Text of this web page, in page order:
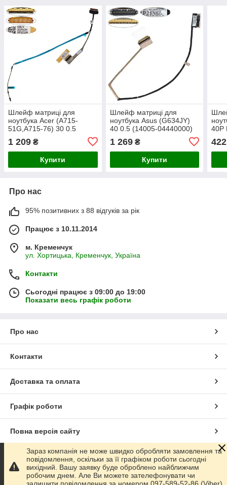
Шлейф матриці для
ноутбука Acer (A715-
51G,A715-76) 30 0.5
1 209 ₴
Купити
Шлейф матриці для
ноутбука Asus (G634JY)
40 0.5 (14005-04440000)
1 269₴
Купити
40P
422
Про нас
95% позитивних з 88 відгуків за рік
Працює з 10.11.2014
м. Кременчук
ул. Хортицька, Кременчук, Україна
Контакти
Сьогодні працює з 09:00 до 19:00
Показати весь графік роботи
Про нас
Контакти
Доставка та оплата
Графік роботи
Повна версія сайту
Сайт створено на маркетплейсіProm.ua
Політика конфіденційності
Зараз компанія не може швидко обробляти замовлення та
повідомлення, оскільки за її графіком роботи сьогодні
вихідний. Вашу заявку буде оброблено найближчим
робочим днем. Але Ви можете зателефонувати чи